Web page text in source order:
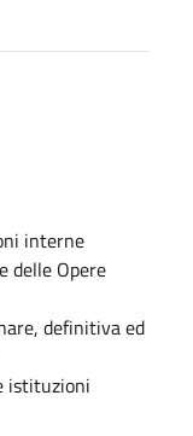
interne
delle Opere
definitiva ed
istituzioni